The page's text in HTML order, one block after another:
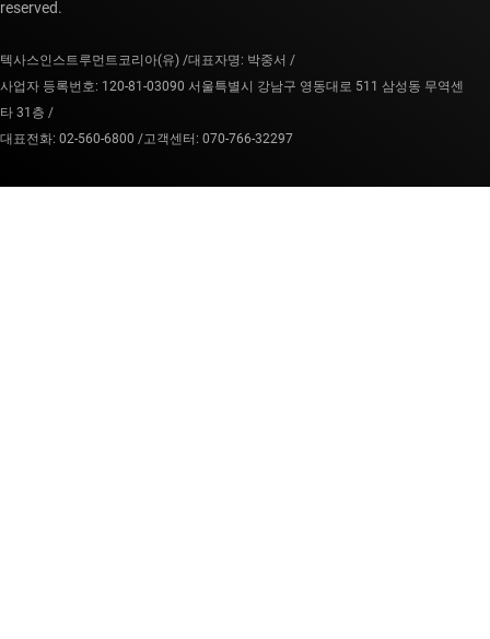
reserved.
텍사스인스트루먼트코리아(유) /대표자명: 박중서 /
사업자 등록번호: 120-81-03090 서울특별시 강남구 영동대로 511 삼성동 무역센
타 31층 /
대표전화: 02-560-6800 /고객센터: 070-766-32297